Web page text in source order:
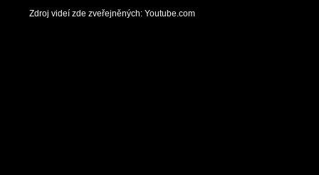
Zdroj videí zde zveřejněných: Youtube.com